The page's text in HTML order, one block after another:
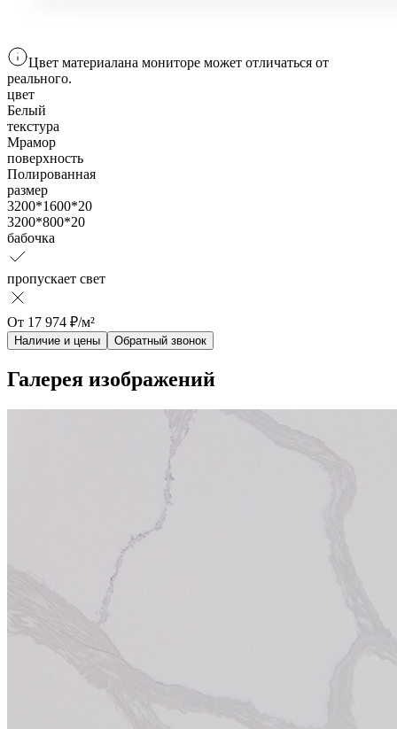
Цвет материалана мониторе может отличаться от
реального.
цвет
Белый
текстура
Мрамор
поверхность
Полированная
размер
3200*1600*20
3200*800*20
бабочка
пропускает свет
От 17 974 ₽/м²
Наличие и цены Обратный звонок
Галерея изображений